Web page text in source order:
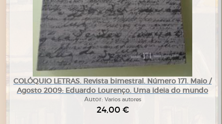
COLÓQUIO LETRAS. Revista bimestral. Número 171. Maio /
Agosto 2009: Eduardo Lourenço. Uma ideia do mundo
Autor: Varios autores
24,00 €